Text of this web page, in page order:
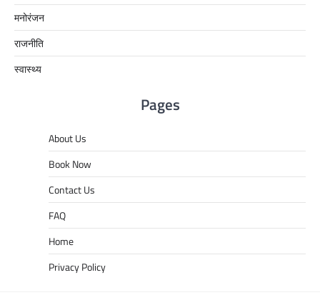
मनोरंजन
राजनीति
स्वास्थ्य
Pages
About Us
Book Now
Contact Us
FAQ
Home
Privacy Policy